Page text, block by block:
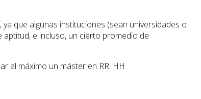
ya que algunas instituciones (sean universidades o
e incluso, un cierto promedio de
al máximo un máster en RR. HH.